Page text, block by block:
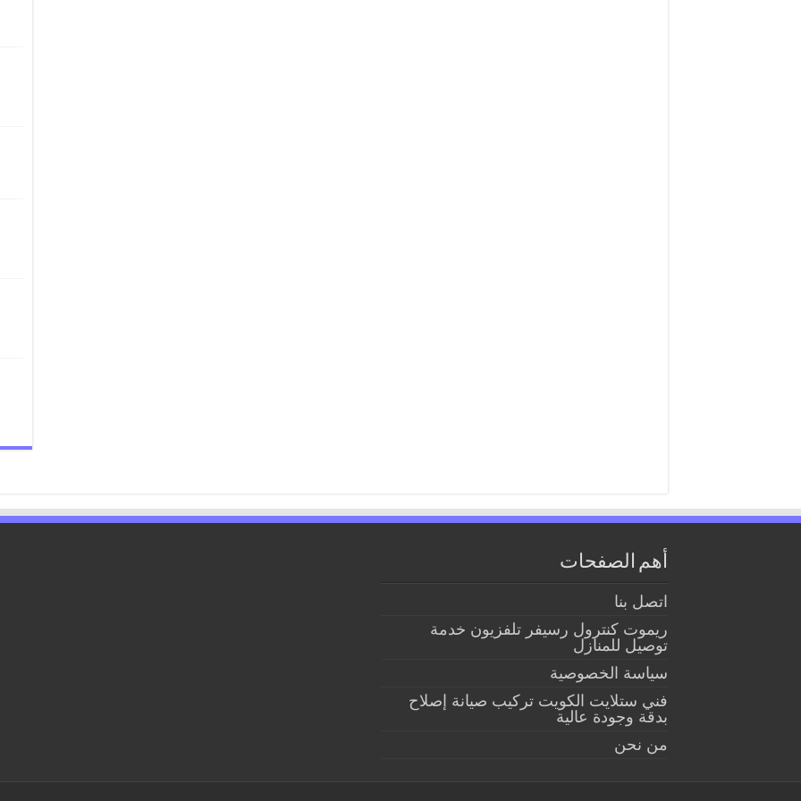
أهم الصفحات
اتصل بنا
ريموت كنترول رسيفر تلفزيون خدمة
توصيل للمنازل
سياسة الخصوصية
فني ستلايت الكويت تركيب صيانة إصلاح
بدقة وجودة عالية
من نحن